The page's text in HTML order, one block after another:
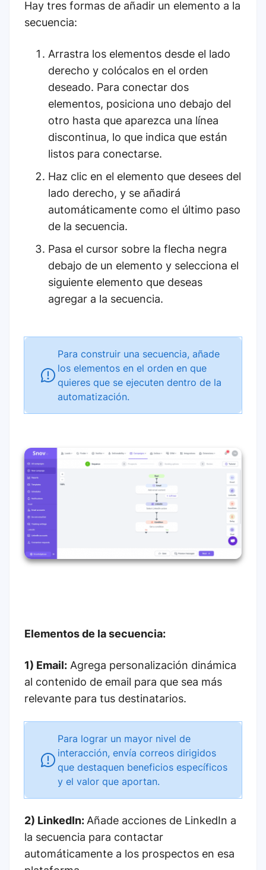
Hay tres formas de añadir un elemento a la
secuencia:
Arrastra los elementos desde el lado
derecho y colócalos en el orden
deseado. Para conectar dos
elementos, posiciona uno debajo del
otro hasta que aparezca una línea
discontinua, lo que indica que están
listos para conectarse.
Haz clic en el elemento que desees del
lado derecho, y se añadirá
automáticamente como el último paso
de la secuencia.
Pasa el cursor sobre la flecha negra
debajo de un elemento y selecciona el
siguiente elemento que deseas
agregar a la secuencia.
Para construir una secuencia, añade
los elementos en el orden en que
quieres que se ejecuten dentro de la
automatización.
Elementos de la secuencia:
1) Email: Agrega personalización dinámica
al contenido de email para que sea más
relevante para tus destinatarios.
Para lograr un mayor nivel de
interacción, envía correos dirigidos
que destaquen beneficios específicos
y el valor que aportan.
2) LinkedIn: Añade acciones de LinkedIn a
la secuencia para contactar
automáticamente a los prospectos en esa